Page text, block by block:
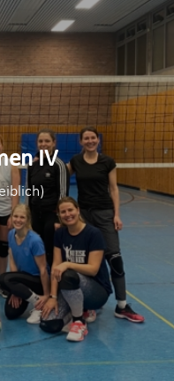
IV